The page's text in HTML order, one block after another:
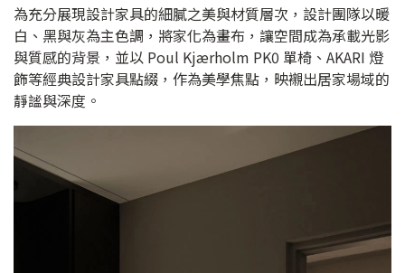
為充分展現設計家具的細膩之美與材質層次，設計團隊以暖
白、黑與灰為主色調，將家化為畫布，讓空間成為承載光影
與質感的背景，並以 Poul Kjærholm PK0 單椅、AKARI 燈
飾等經典設計家具點綴，作為美學焦點，映襯出居家場域的
靜謐與深度。